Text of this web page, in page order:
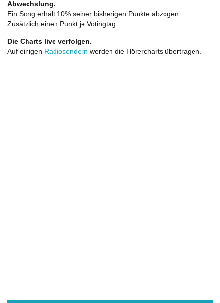
Abwechslung.
Ein Song erhält 10% seiner bisherigen Punkte abzogen.
Zusätzlich einen Punkt je Votingtag.
Die Charts live verfolgen.
Auf einigen Radiosendern werden die Hörercharts übertragen.